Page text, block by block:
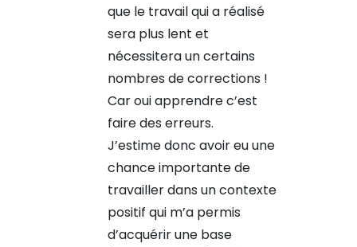
que le travail qui a réalisé
sera plus lent et
nécessitera un certains
nombres de corrections !
Car oui apprendre c’est
faire des erreurs.
J’estime donc avoir eu une
chance importante de
travailler dans un contexte
positif qui m’a permis
d’acquérir une base